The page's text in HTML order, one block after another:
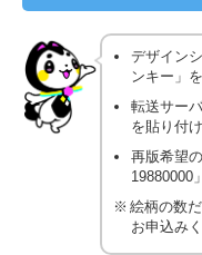
デザイン
ンキー」
転送サー
を貼り付
再版希望
19880000
絵柄の数
お申込み